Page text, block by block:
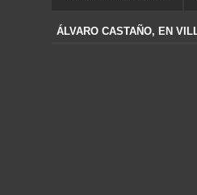
ÁLVARO CASTAÑO, EN